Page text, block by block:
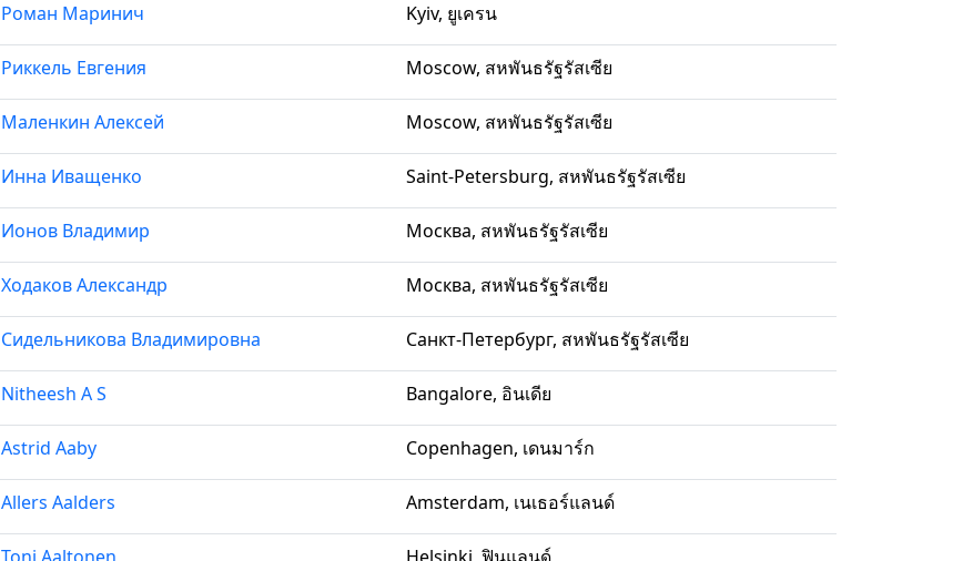
Роман Маринич Kyiv, ยูเครน
Риккель Евгения Moscow, สหพันธรัฐรัสเซีย
Маленкин Алексей Moscow, สหพันธรัฐรัสเซีย
Инна Иващенко Saint-Petersburg, สหพันธรัฐรัสเซีย
Ионов Владимир Москва, สหพันธรัฐรัสเซีย
Ходаков Александр Москва, สหพันธรัฐรัสเซีย
Сидельникова Владимировна Санкт-Петербург, สหพันธรัฐรัสเซีย
Nitheesh A S Bangalore, อินเดีย
Astrid Aaby Copenhagen, เดนมาร์ก
Allers Aalders Amsterdam, เนเธอร์แลนด์